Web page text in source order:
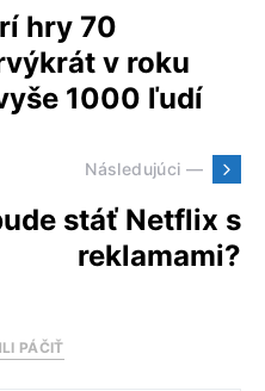
hry 70
v roku
1000 ľudí
Následujúci —
stáť Netflix s
reklamami?
PÁČIŤ